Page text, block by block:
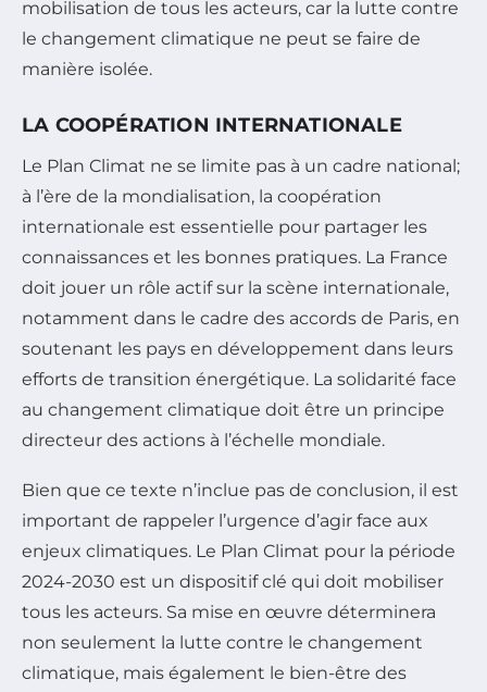
mobilisation de tous les acteurs, car la lutte contre
le changement climatique ne peut se faire de
manière isolée.
LA COOPÉRATION INTERNATIONALE
Le Plan Climat ne se limite pas à un cadre national;
à l’ère de la mondialisation, la coopération
internationale est essentielle pour partager les
connaissances et les bonnes pratiques. La France
doit jouer un rôle actif sur la scène internationale,
notamment dans le cadre des accords de Paris, en
soutenant les pays en développement dans leurs
efforts de transition énergétique. La solidarité face
au changement climatique doit être un principe
directeur des actions à l’échelle mondiale.
Bien que ce texte n’inclue pas de conclusion, il est
important de rappeler l’urgence d’agir face aux
enjeux climatiques. Le Plan Climat pour la période
2024-2030 est un dispositif clé qui doit mobiliser
tous les acteurs. Sa mise en œuvre déterminera
non seulement la lutte contre le changement
climatique, mais également le bien-être des